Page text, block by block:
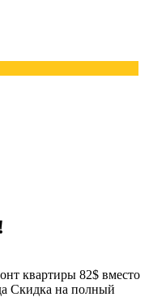
квартиры 82$ вместо
Скидка на полный